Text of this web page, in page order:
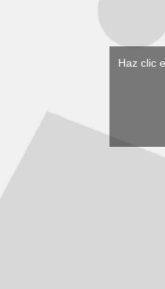
Haz clic